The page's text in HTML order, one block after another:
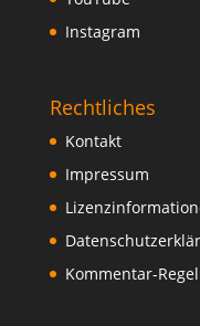
Instagram
Rechtliches
Kontakt
Impressum
Kommentar-